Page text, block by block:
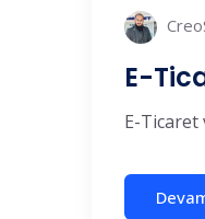
E-
E-Ticaret